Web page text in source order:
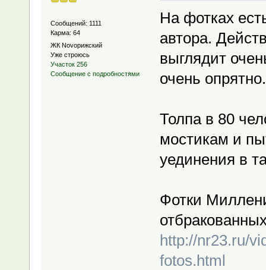
Сообщений: 1111
Карма: 64
ЖК Novoрижский
Уже строюсь
Участок 256
Сообщение с подробностями
На фотках
автора.
выглядит
очень опрятно.
Толпа в 80
мостикам и
уединения в
Фотки
http://nr23.ru/
fotos.html